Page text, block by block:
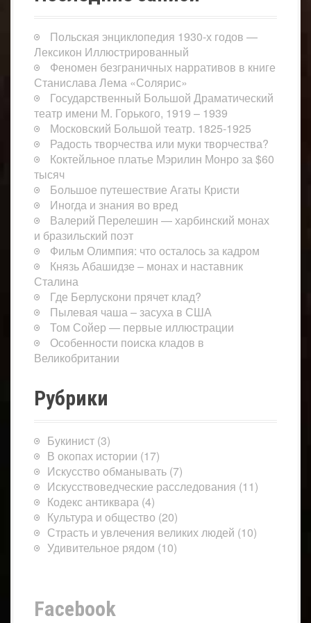
Польская энциклопедия 1930-х годов —
Лексикон Иллюстрированный
Феномен безграничных нарративов в книге
Станислава Лема «Солярис»
Государственный Большой Драматический
театр имени М. Горького, 1919 – 1939
Московский Большой театр. 1825-1925
Радость творчества или муки творчества?
Коктейльное платье Мэрилин Монро за $60
тысяч
Большое путешествие Агаты Кристи
Иногда и знания во вред
Валерий Перелешин — харбинский монах
и бразильский поэт
Фильм Олимпия: что осталось за кадром
Князь Абашидзе – монах и наставник
Сталина
Где Берлускони прячет клад?
Пылевая чаша – засуха в США
Том Сойер — первые иллюстрации
Особенности поиска кладов в
Великобритании
Рубрики
Букинист (3)
В окопах истории (17)
Искусство обманывать (7)
Искусствоведческие расследования (11)
Кодекс антиквара (4)
Культура и общество (20)
Страсть и увлечения великих людей (10)
Удивительное рядом (10)
Facebook